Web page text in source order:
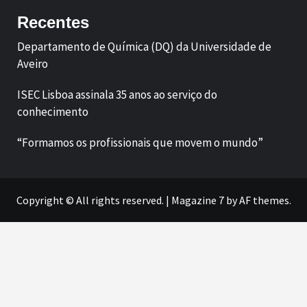
Recentes
Departamento de Química (DQ) da Universidade de
Aveiro
ISEC Lisboa assinala 35 anos ao serviço do
conhecimento
“Formamos os profissionais que movem o mundo”
Copyright © All rights reserved. | Magazine 7by AF themes.